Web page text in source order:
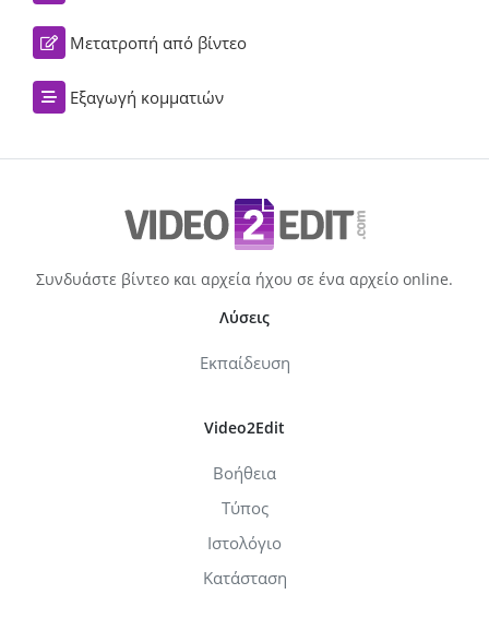
Μετατροπή από βίντεο
Εξαγωγή κομματιών
Συνδυάστε βίντεο και αρχεία ήχου σε ένα αρχείο online.
Λύσεις
Εκπαίδευση
Video2Edit
Βοήθεια
Τύπος
Ιστολόγιο
Κατάσταση